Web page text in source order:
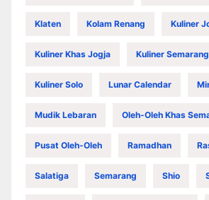
Klaten Kolam Renang Kuliner
Kuliner Khas Jogja Kuliner Semarang
Kuliner Solo Lunar Calendar
Mudik Lebaran Oleh-Oleh Khas
Pusat Oleh-Oleh Ramadhan
Salatiga Semarang Shio